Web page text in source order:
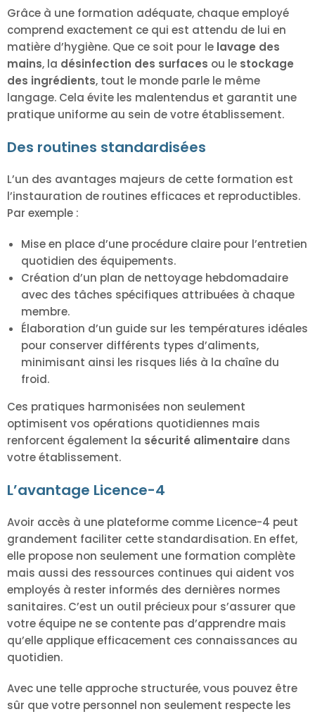
Grâce à une formation adéquate, chaque employé
comprend exactement ce qui est attendu de lui en
matière d’hygiène. Que ce soit pour le lavage des
mains, la désinfection des surfaces ou le stockage
des ingrédients, tout le monde parle le même
langage. Cela évite les malentendus et garantit une
pratique uniforme au sein de votre établissement.
Des routines standardisées
L’un des avantages majeurs de cette formation est
l’instauration de routines efficaces et reproductibles.
Par exemple :
Mise en place d’une procédure claire pour l’entretien
quotidien des équipements.
Création d’un plan de nettoyage hebdomadaire
avec des tâches spécifiques attribuées à chaque
membre.
Élaboration d’un guide sur les températures idéales
pour conserver différents types d’aliments,
minimisant ainsi les risques liés à la chaîne du
froid.
Ces pratiques harmonisées non seulement
optimisent vos opérations quotidiennes mais
renforcent également la sécurité alimentaire dans
votre établissement.
L’avantage Licence-4
Avoir accès à une plateforme comme Licence-4 peut
grandement faciliter cette standardisation. En effet,
elle propose non seulement une formation complète
mais aussi des ressources continues qui aident vos
employés à rester informés des dernières normes
sanitaires. C’est un outil précieux pour s’assurer que
votre équipe ne se contente pas d’apprendre mais
qu’elle applique efficacement ces connaissances au
quotidien.
Avec une telle approche structurée, vous pouvez être
sûr que votre personnel non seulement respecte les